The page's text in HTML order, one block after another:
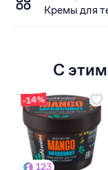
Кремы для
С
-14%
123